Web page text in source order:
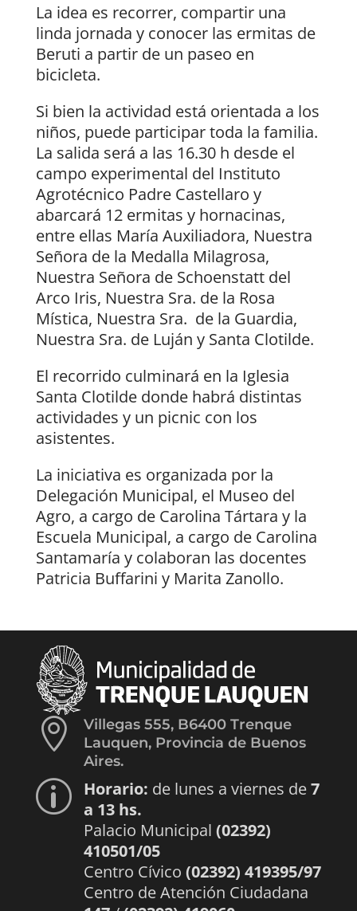
La idea es recorrer, compartir una
linda jornada y conocer las ermitas de
Beruti a partir de un paseo en
bicicleta.
Si bien la actividad está orientada a los
niños, puede participar toda la familia.
La salida será a las 16.30 h desde el
campo experimental del Instituto
Agrotécnico Padre Castellaro y
abarcará 12 ermitas y hornacinas,
entre ellas María Auxiliadora, Nuestra
Señora de la Medalla Milagrosa,
Nuestra Señora de Schoenstatt del
Arco Iris, Nuestra Sra. de la Rosa
Mística, Nuestra Sra. de la Guardia,
Nuestra Sra. de Luján y Santa Clotilde.
El recorrido culminará en la Iglesia
Santa Clotilde donde habrá distintas
actividades y un picnic con los
asistentes.
La iniciativa es organizada por la
Delegación Municipal, el Museo del
Agro, a cargo de Carolina Tártara y la
Escuela Municipal, a cargo de Carolina
Santamaría y colaboran las docentes
Patricia Buffarini y Marita Zanollo.

Villegas 555, B6400 Trenque
Lauquen, Provincia de Buenos
Aires.
p Horario: de lunes a viernes de7
a 13 hs.
Palacio Municipal (02392)
410501/05
Centro Cívico (02392) 419395/97
Centro de Atención Ciudadana